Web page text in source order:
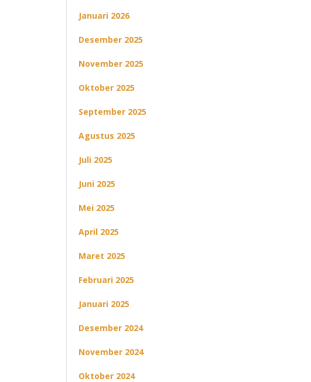
Januari 2026
Desember 2025
November 2025
Oktober 2025
September 2025
Agustus 2025
Juli 2025
Juni 2025
Mei 2025
April 2025
Maret 2025
Februari 2025
Januari 2025
Desember 2024
November 2024
Oktober 2024